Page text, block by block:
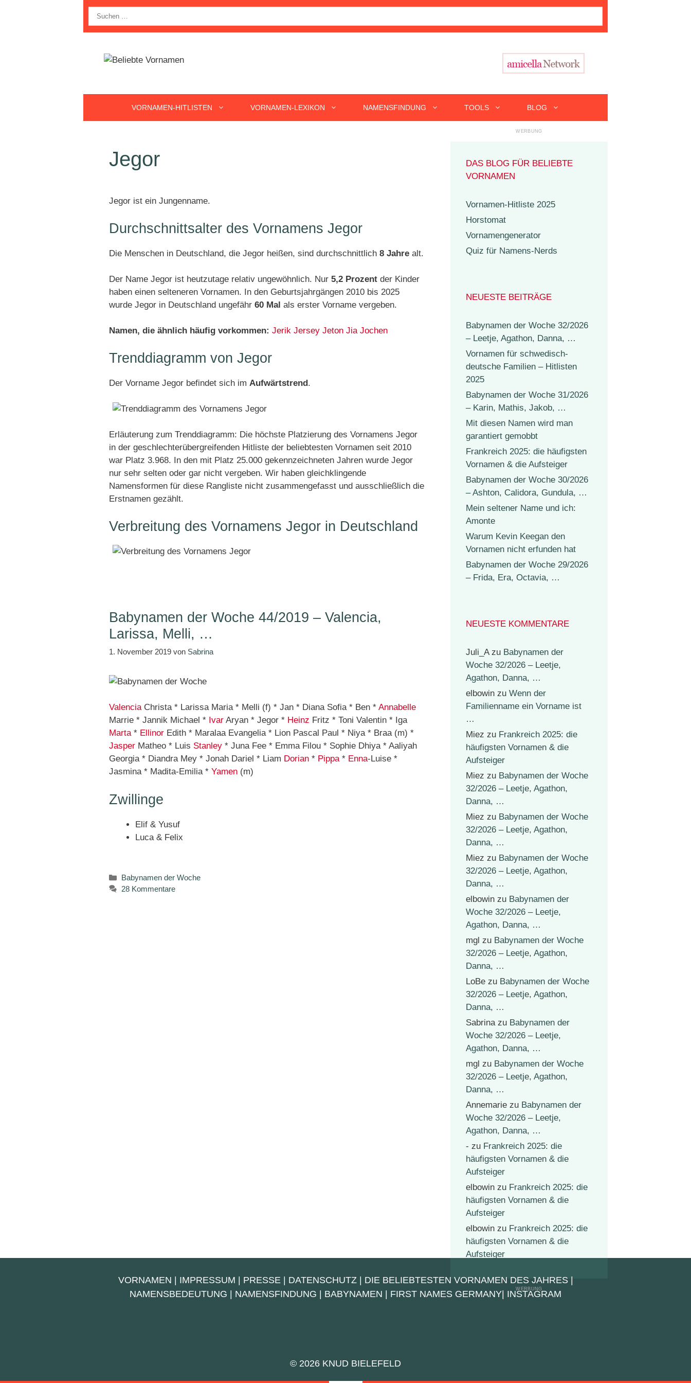
nach:
VORNAMEN-HITLISTEN VORNAMEN-LEXIKON NAMENSFINDUNG TOOLS BLOG
Jegor
Jegor ist ein Jungenname.
Durchschnittsalter des Vornamens Jegor
Die Menschen in Deutschland, die Jegor heißen, sind durchschnittlich 8 Jahre alt.
Der Name Jegor ist heutzutage relativ ungewöhnlich. Nur 5,2 Prozent der Kinder
haben einen selteneren Vornamen. In den Geburtsjahrgängen 2010 bis 2025
wurde Jegor in Deutschland ungefähr 60 Mal als erster Vorname vergeben.
Namen, die ähnlich häufig vorkommen: Jerik Jersey Jeton Jia Jochen
Trenddiagramm von Jegor
Der Vorname Jegor befindet sich im Aufwärtstrend.
Erläuterung zum Trenddiagramm: Die höchste Platzierung des Vornamens Jegor
in der geschlechterübergreifenden Hitliste der beliebtesten Vornamen seit 2010
war Platz 3.968. In den mit Platz 25.000 gekennzeichneten Jahren wurde Jegor
nur sehr selten oder gar nicht vergeben. Wir haben gleichklingende
Namensformen für diese Rangliste nicht zusammengefasst und ausschließlich die
Erstnamen gezählt.
Verbreitung des Vornamens Jegor in Deutschland
Babynamen der Woche 44/2019 – Valencia,
Larissa, Melli, …
1. November 2019 von Sabrina
ValenciaChrista * Larissa Maria * Melli (f) * Jan * Diana Sofia * Ben * Annabelle
Marrie * Jannik Michael * Ivar Aryan * Jegor * Heinz Fritz * Toni Valentin * Iga
Marta* Ellinor Edith * Maralaa Evangelia * Lion Pascal Paul * Niya * Braa (m) *
Jasper Matheo * Luis Stanley * Juna Fee * Emma Filou * Sophie Dhiya * Aaliyah
Georgia * Diandra Mey * Jonah Dariel * Liam Dorian * Pippa* Enna-Luise *
Jasmina * Madita-Emilia * Yamen (m)
Zwillinge
Elif & Yusuf
Luca & Felix
Kategorien
Babynamen der Woche
28 Kommentare
DAS BLOG FÜR BELIEBTE
VORNAMEN
Vornamen-Hitliste 2025
Horstomat
Vornamengenerator
Quiz für Namens-Nerds
NEUESTE BEITRÄGE
Babynamen der Woche 32/2026
– Leetje, Agathon, Danna, …
Vornamen für schwedisch-
deutsche Familien – Hitlisten
2025
Babynamen der Woche 31/2026
– Karin, Mathis, Jakob, …
Mit diesen Namen wird man
garantiert gemobbt
Frankreich 2025: die häufigsten
Vornamen & die Aufsteiger
Babynamen der Woche 30/2026
– Ashton, Calidora, Gundula, …
Mein seltener Name und ich:
Amonte
Warum Kevin Keegan den
Vornamen nicht erfunden hat
Babynamen der Woche 29/2026
– Frida, Era, Octavia, …
NEUESTE KOMMENTARE
Juli_Azu Babynamen der
Woche 32/2026 – Leetje,
Agathon, Danna, …
elbowin zu Wenn der
Familienname ein Vorname ist
…
Miez zu Frankreich 2025: die
häufigsten Vornamen & die
Aufsteiger
Miez zu Babynamen der Woche
32/2026 – Leetje, Agathon,
Danna, …
Miez zu Babynamen der Woche
32/2026 – Leetje, Agathon,
Danna, …
Miez zu Babynamen der Woche
32/2026 – Leetje, Agathon,
Danna, …
elbowin zu Babynamen der
Woche 32/2026 – Leetje,
Agathon, Danna, …
mgl zu Babynamen der Woche
32/2026 – Leetje, Agathon,
Danna, …
LoBe zu Babynamen der Woche
32/2026 – Leetje, Agathon,
Danna, …
Sabrinazu Babynamen der
Woche 32/2026 – Leetje,
Agathon, Danna, …
mgl zu Babynamen der Woche
32/2026 – Leetje, Agathon,
Danna, …
Annemarie zu Babynamen der
Woche 32/2026 – Leetje,
Agathon, Danna, …
- zu Frankreich 2025: die
häufigsten Vornamen & die
Aufsteiger
elbowin zu Frankreich 2025: die
häufigsten Vornamen & die
Aufsteiger
elbowin zu Frankreich 2025: die
häufigsten Vornamen & die
Aufsteiger
VORNAMEN IMPRESSUM PRESSE| DATENSCHUTZ| DIE BELIEBTESTEN VORNAMEN DES JAHRES|
NAMENSBEDEUTUNG
NAMENSFINDUNG BABYNAMEN FIRST NAMES GERMANY INSTAGRAM
© 2026 KNUD BIELEFELD